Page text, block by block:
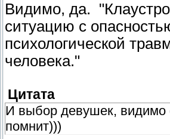
Видимо, да.
ситуацию с
психологической
человека."
Цитата
И выбор девушек, видимо
помнит)))